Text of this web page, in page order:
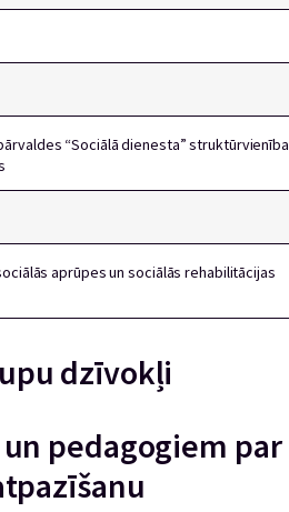
“Sociālā dienesta” struktūrvienība
aprūpes un sociālās rehabilitācijas
dzīvokļi
pedagogiem par